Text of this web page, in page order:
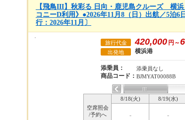
【飛鳥III】秋彩る 日向・鹿児島クルーズ 横
コニーD利用》●2026年11月8（日）出航／5
行：2026年11月〕
旅行代金 420,000 円～
出発地 横浜港
添乗員： 添乗員なし
商品コード： BJMYAT00088B
空席照会
/予約へ
8/18(火) 8/19(水)
- -